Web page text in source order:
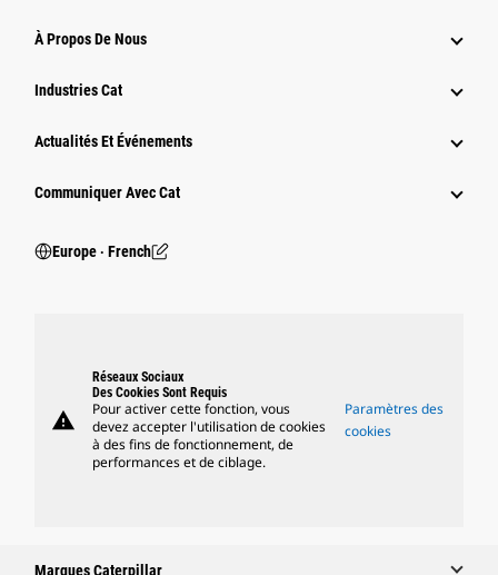
À Propos De Nous
Industries Cat
Actualités Et Événements
Communiquer Avec Cat
Europe ‧ French
warning
Réseaux Sociaux
Des Cookies Sont Requis
Pour activer cette fonction, vous
devez accepter l'utilisation de cookies
à des fins de fonctionnement, de
performances et de ciblage.
Paramètres des
cookies
Marques Caterpillar